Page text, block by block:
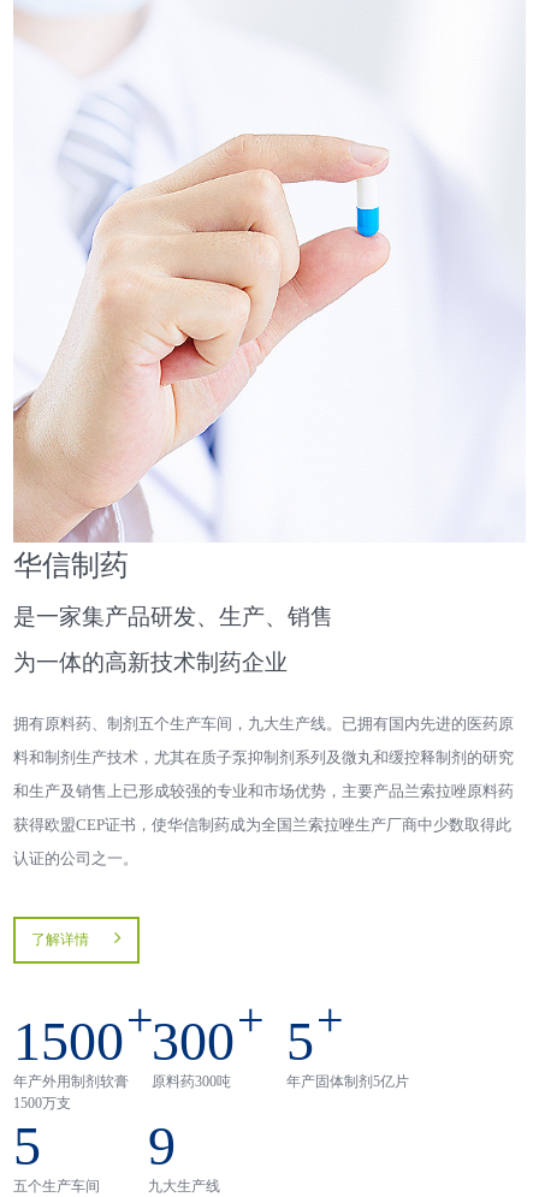
华信制药
是一家集产品研发、生产、销售
为一体的高新技术制药企业
拥有原料药、制剂五个生产车间，九大生产线。已拥有国内先进的医药原
料和制剂生产技术，尤其在质子泵抑制剂系列及微丸和缓控释制剂的研究
和生产及销售上已形成较强的专业和市场优势，主要产品兰索拉唑原料药
获得欧盟CEP证书，使华信制药成为全国兰索拉唑生产厂商中少数取得此
认证的公司之一。
了解详情
1500+
年产外用制剂软膏
1500万支
300+
原料药300吨
5+
年产固体制剂5亿片
5
五个生产车间
9
九大生产线